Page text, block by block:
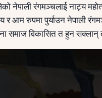
नेपाली रंगमञ्चलाई नाट्य
रुपमा पुर्याउन नेपाली
समाज विकासित त हुन